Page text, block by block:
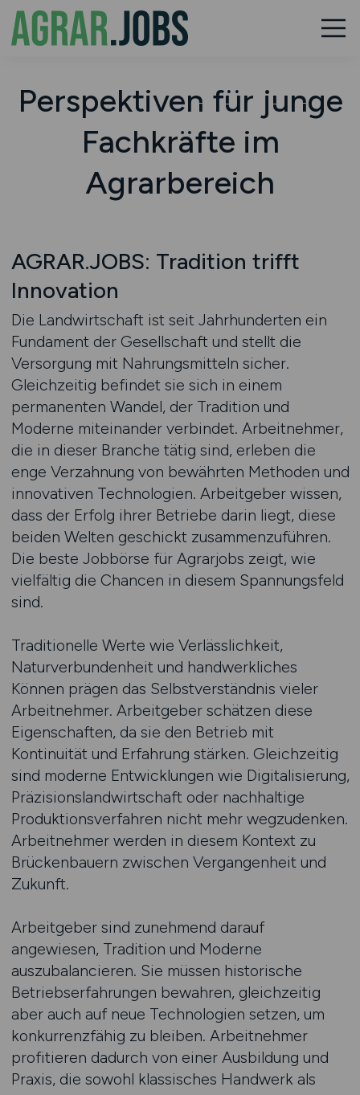
Perspektiven für junge
Fachkräfte im
Agrarbereich
AGRAR.JOBS: Tradition trifft
Innovation
Die Landwirtschaft ist seit Jahrhunderten ein
Fundament der Gesellschaft und stellt die
Versorgung mit Nahrungsmitteln sicher.
Gleichzeitig befindet sie sich in einem
permanenten Wandel, der Tradition und
Moderne miteinander verbindet. Arbeitnehmer,
die in dieser Branche tätig sind, erleben die
enge Verzahnung von bewährten Methoden und
innovativen Technologien. Arbeitgeber wissen,
dass der Erfolg ihrer Betriebe darin liegt, diese
beiden Welten geschickt zusammenzuführen.
Die beste Jobbörse für Agrarjobs zeigt, wie
vielfältig die Chancen in diesem Spannungsfeld
sind.
Traditionelle Werte wie Verlässlichkeit,
Naturverbundenheit und handwerkliches
Können prägen das Selbstverständnis vieler
Arbeitnehmer. Arbeitgeber schätzen diese
Eigenschaften, da sie den Betrieb mit
Kontinuität und Erfahrung stärken. Gleichzeitig
sind moderne Entwicklungen wie Digitalisierung,
Präzisionslandwirtschaft oder nachhaltige
Produktionsverfahren nicht mehr wegzudenken.
Arbeitnehmer werden in diesem Kontext zu
Brückenbauern zwischen Vergangenheit und
Zukunft.
Arbeitgeber sind zunehmend darauf
angewiesen, Tradition und Moderne
auszubalancieren. Sie müssen historische
Betriebserfahrungen bewahren, gleichzeitig
aber auch auf neue Technologien setzen, um
konkurrenzfähig zu bleiben. Arbeitnehmer
profitieren dadurch von einer Ausbildung und
Praxis, die sowohl klassisches Handwerk als